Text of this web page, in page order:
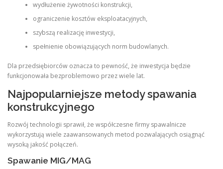
wydłużenie żywotności konstrukcji,
ograniczenie kosztów eksploatacyjnych,
szybszą realizację inwestycji,
spełnienie obowiązujących norm budowlanych.
Dla przedsiębiorców oznacza to pewność, że inwestycja będzie
funkcjonowała bezproblemowo przez wiele lat.
Najpopularniejsze metody spawania
konstrukcyjnego
Rozwój technologii sprawił, że współczesne firmy spawalnicze
wykorzystują wiele zaawansowanych metod pozwalających osiągnąć
wysoką jakość połączeń.
Spawanie MIG/MAG